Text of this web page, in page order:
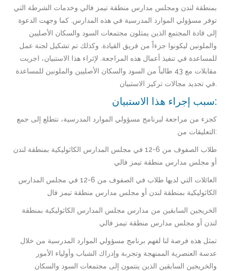
بمنطقة لندن ومجلس مدارس منطقة تيمز فالي وخدمات الشرطة التي
توفر مسؤولي الموارد المدرسية في هذه المدارس. كما وجهت الدعوة
إلى قادة المجتمع الذين يمثلون مجتمعات السود والسكان الأصليين
والملونين ليكونوا جزءاً من فريق القيادة. وكذلك تم تشكيل لجنة عمل
للمساعدة في تنفيذ أعمال هذه المراجعة. لإثراء هذا الاستبيان، اجريت
مقابلات مع 43 طالباً من السود والسكان الأصليين والملونين للمساعدة
في تحديد مجالات تركيز الاستبيان.
سبب إجراء هذا الاستبيان:
كجزء من مراجعة لبرنامج مسؤولي الموارد المدرسية، نتطلع إلى جمع
التعليقات من:
طلاب الصفوف من 6-12 في مجلس المدارس الكاثوليكية بمنطقة لندن
أو مجلس مدارس منطقة تيمز فالي
العائلات التي لديها طلاب في الصفوف من 6-12 في مجلس المدارس
الكاثوليكية بمنطقة لندن أو مجلس مدارس منطقة تيمز فال
لندن أو مجلس مدارس منطقة تيمز فالي
تمثل هذه فرصة لنا لفهم برنامج مسؤولي الموارد المدرسية من خلال
عدسة العنصرية الممنهجة وتجربة وإدراك الشباب وأولياء الأمور
والخريجين السابقين الذين ينتمون إلى مجتمعات السود والسكان